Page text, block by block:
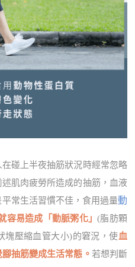
碰上半夜抽筋狀況時經常忽略
述肌肉疲勞所造成的抽筋，血液
常生活習慣不佳，食用過量動
容易造成「動脈粥化」(脂肪顆
塊壓縮血管大小)的窘況，使血
抽筋變成生活常態。 若想判斷